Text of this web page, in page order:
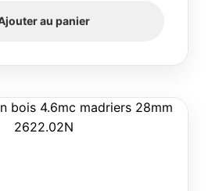
initial
au panier